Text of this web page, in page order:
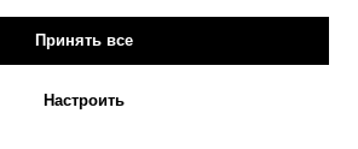
Принять все
Настроить